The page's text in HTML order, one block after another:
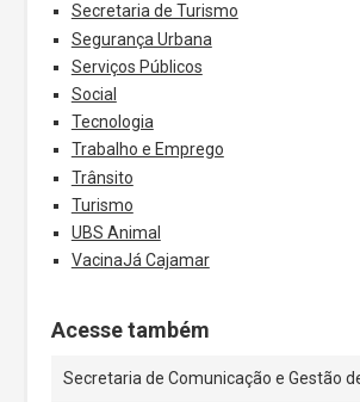
Secretaria de Turismo
Segurança Urbana
Serviços Públicos
Social
Tecnologia
Trabalho e Emprego
Trânsito
Turismo
UBS Animal
VacinaJá Cajamar
Acesse também
Secretaria de Comunicação e Gestão